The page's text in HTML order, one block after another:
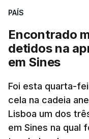
No domingo,
cento dos mais de
mas Cristina
Pública, tem
"Durante o fim de
apercebamo-nos
convocados
PAÍS
Encontrado
detidos na
em Sines
Foi esta quarta-
cela na cadeia
Lisboa um dos
em Sines na qual